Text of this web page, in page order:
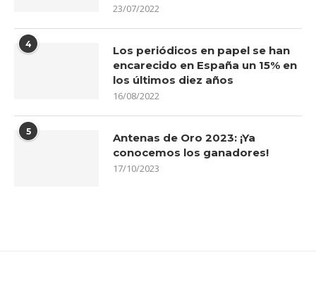
23/07/2022
4
Los periódicos en papel se han
encarecido en España un 15% en
los últimos diez años
16/08/2022
5
Antenas de Oro 2023: ¡Ya
conocemos los ganadores!
17/10/2023